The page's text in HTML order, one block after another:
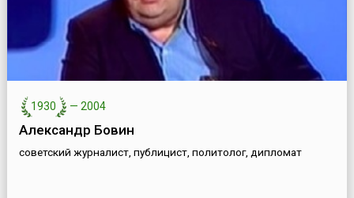
1930 — 2004
Александр Бовин
советский журналист, публицист, политолог, дипломат